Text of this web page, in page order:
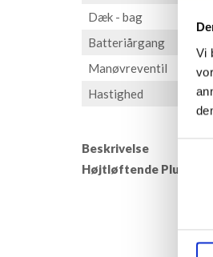
Vi
Dæk - bag
Batteriårgang
Manøvreventil
Hastighed
Beskrivelse
Højtløftende